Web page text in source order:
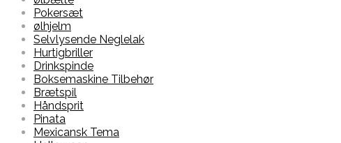
Pokersæt
ølhjelm
Selvlysende Neglelak
Hurtigbriller
Drinkspinde
Boksemaskine Tilbehør
Brætspil
Håndsprit
Pinata
Mexicansk Tema